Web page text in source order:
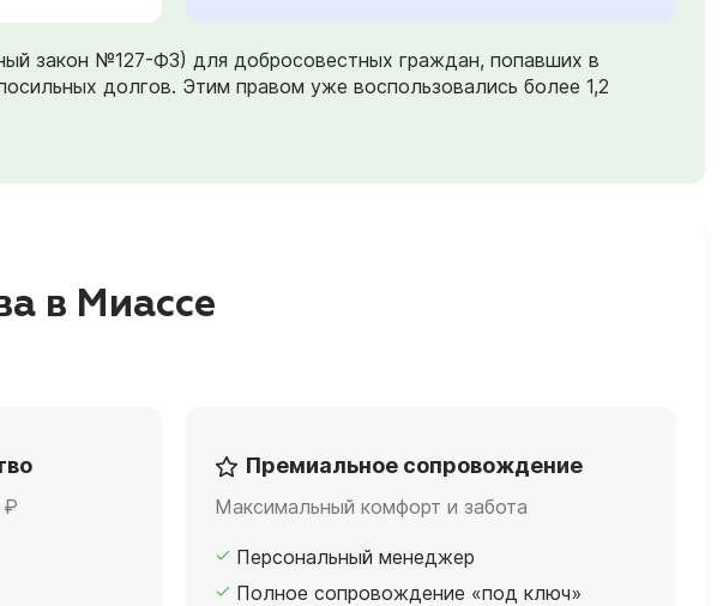
закон №127-ФЗ) для добросовестных граждан, попавших в
долгов. Этим правом уже воспользовались более 1,2
в Миассе
₽
Премиальное сопровождение
Максимальный комфорт и забота
Персональный менеджер
Полное сопровождение «под ключ»